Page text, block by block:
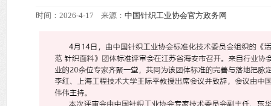
时间：2026-4-17 来源： 中国针织工业协会官方政务网